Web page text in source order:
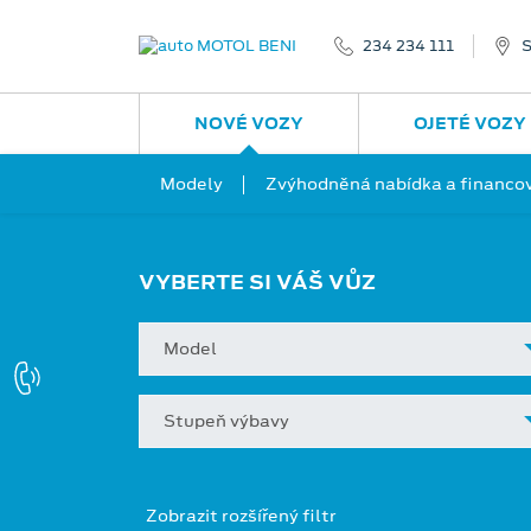
234 234 111
NOVÉ VOZY
Modely Zvýhodněná nabídka a
OJETÉ VOZY
VYBERTE SI VÁŠ VŮZ
Model
Stupeň výbavy
Zobrazit rozšířený filtr